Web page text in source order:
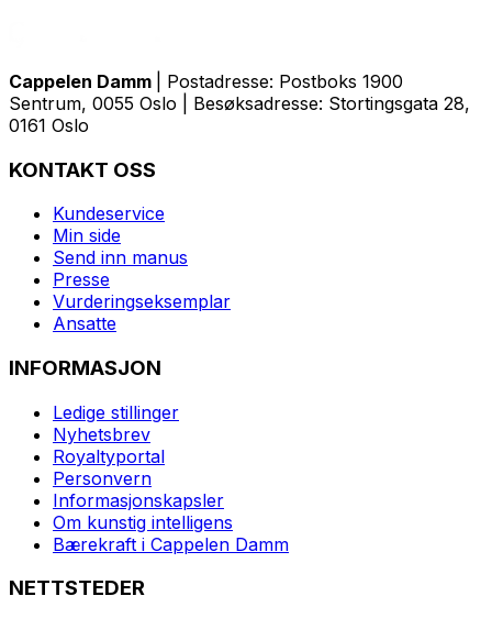
Cappelen Damm
| Postadresse: Postboks 1900
Sentrum, 0055 Oslo | Besøksadresse: Stortingsgata 28,
0161 Oslo
KONTAKT OSS
Kundeservice
Min side
Send inn manus
Presse
Vurderingseksemplar
Ansatte
INFORMASJON
Ledige stillinger
Nyhetsbrev
Royaltyportal
Personvern
Informasjonskapsler
Om kunstig intelligens
Bærekraft i Cappelen Damm
NETTSTEDER